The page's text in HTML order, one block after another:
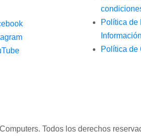
Política de
Información
Política de
Todos los derechos